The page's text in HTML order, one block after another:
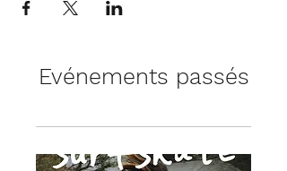
Evénements passés